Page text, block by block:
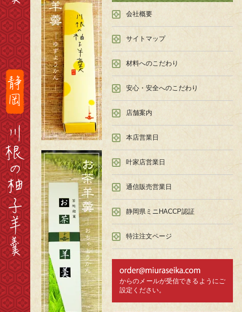
会社概要
サイトマップ
材料へのこだわり
安心・安全へのこだわり
店舗案内
本店営業日
叶家店営業日
通信販売営業日
静岡県ミニHACCP認証
特注注文ページ
からのメールが受信できるようにご
設定ください。